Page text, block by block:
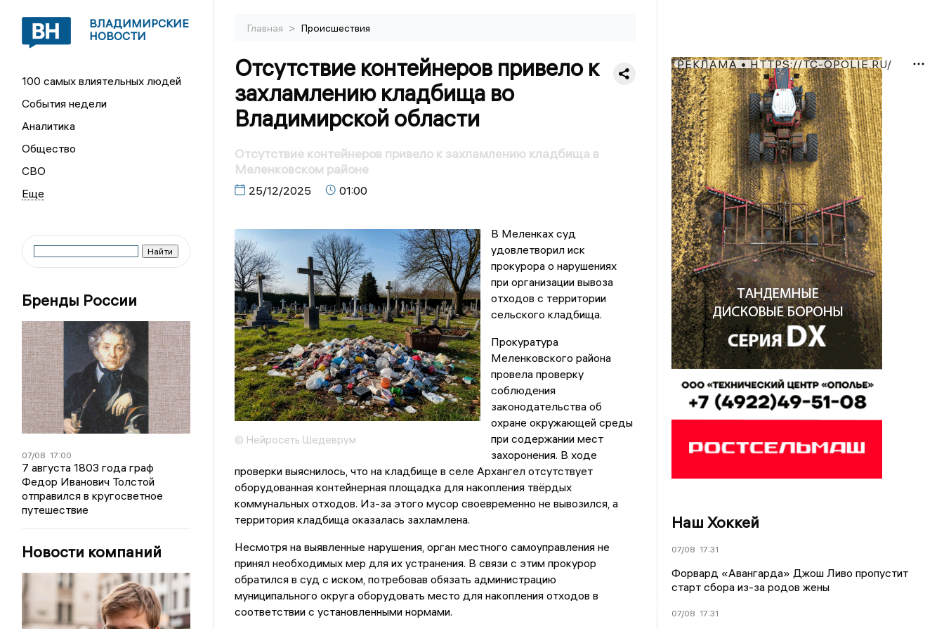
ВЛАДИМИРСКИЕ
НОВОСТИ
100 самых влиятельных людей
События недели
Аналитика
Общество
СВО
Бренды России
07/08 17:00
7 августа 1803 года граф
Федор Иванович Толстой
отправился в кругосветное
путешествие
Новости компаний
Главная > Происшествия
Отсутствие контейнеров привело к
захламлению кладбища во
Владимирской области
Отсутствие контейнеров привело к захламлению кладбища в
Меленковском районе
25/12/2025 01:00
© Нейросеть Шедеврум
В Меленках суд
удовлетворил иск
прокурора о нарушениях
при организации вывоза
отходов с территории
сельского кладбища.
Прокуратура
Меленковского района
провела проверку
соблюдения
законодательства об
охране окружающей среды
при содержании мест
захоронения. В ходе
проверки выяснилось, что на кладбище в селе Архангел отсутствует
оборудованная контейнерная площадка для накопления твёрдых
коммунальных отходов. Из-за этого мусор своевременно не вывозился, а
территория кладбища оказалась захламлена.
Несмотря на выявленные нарушения, орган местного самоуправления не
принял необходимых мер для их устранения. В связи с этим прокурор
обратился в суд с иском, потребовав обязать администрацию
муниципального округа оборудовать место для накопления отходов в
соответствии с установленными нормами.
РЕКЛАМА • HTTPS://TC-OPOLIE.RU/
Наш Хоккей
07/08 17:31
Форвард «Авангарда» Джош Ливо пропустит
старт сбора из-за родов жены
07/08 17:31